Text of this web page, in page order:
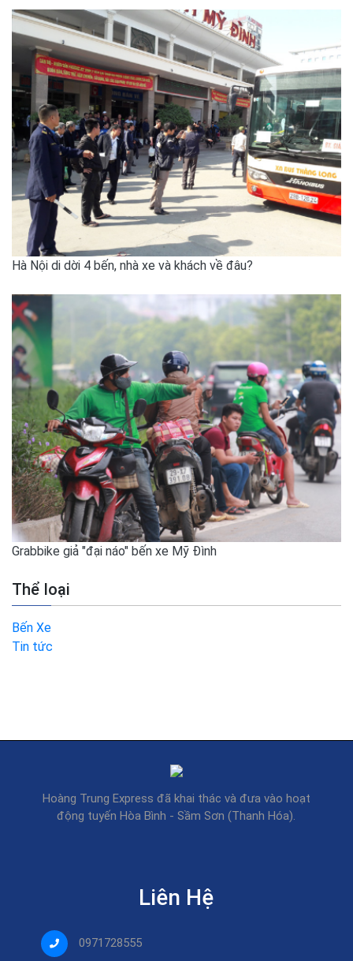
Hà Nội di dời 4 bến, nhà xe và khách về đâu?
Grabbike giả "đại náo" bến xe Mỹ Đình
Thể loại
Bến Xe
Tin tức
Hoàng Trung Express đã khai thác và đưa vào hoạt
động tuyến Hòa Bình - Sầm Sơn (Thanh Hóa).
Liên Hệ
0971728555